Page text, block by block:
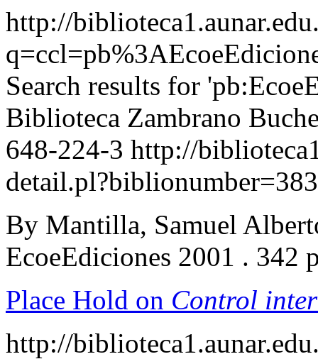
http://
Search results for
Biblioteca Zambrano
648-224-3 http://
By Mantilla, Samuel
EcoeEdiciones 2001 . 342
Place Hold on Control
http://